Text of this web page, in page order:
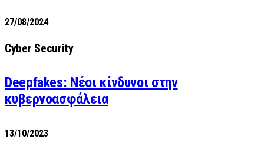
27/08/2024
Cyber Security
Deepfakes: Νέοι κίνδυνοι στην
κυβερνοασφάλεια
13/10/2023